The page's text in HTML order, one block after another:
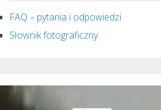
FAQ – pytania i odpowiedzi
Słownik fotograficzny